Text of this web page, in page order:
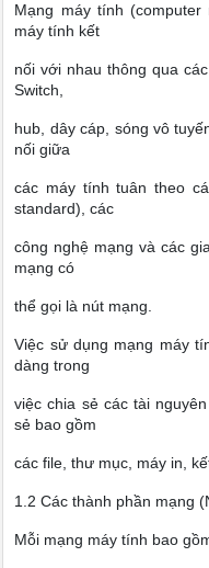
Mạng máy tính
máy tính kết
nối với nhau thông qua
Switch,
hub, dây cáp, sóng vô
nối giữa
các máy tính tuân theo
standard), các
công nghệ mạng và các
mạng có
thể gọi là nút mạng.
Việc sử dụng mạng máy
dàng trong
việc chia sẻ các tài
sẻ bao gồm
các file, thư mục, máy in,
1.2 Các thành phần mạng
Mỗi mạng máy tính bao